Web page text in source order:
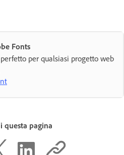
Fonts
per qualsiasi progetto web
questa pagina